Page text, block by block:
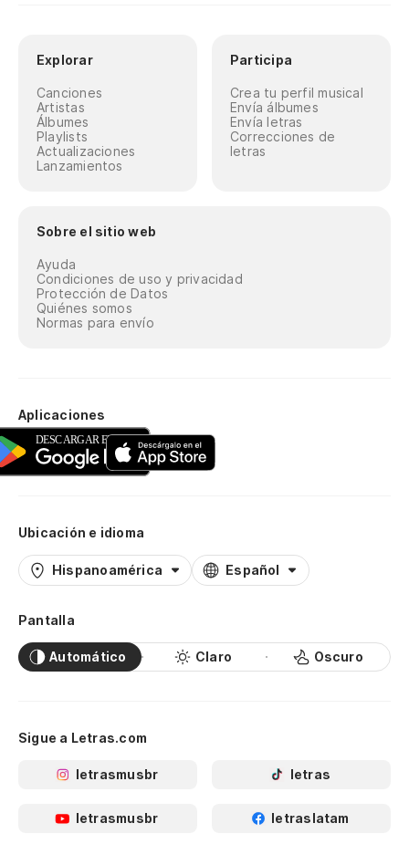
Explorar
Canciones
Artistas
Álbumes
Playlists
Actualizaciones
Lanzamientos
Participa
Crea tu perfil musical
Envía álbumes
Envía letras
Correcciones de
letras
Sobre el sitio web
Ayuda
Condiciones de uso y privacidad
Protección de Datos
Quiénes somos
Normas para envío
Aplicaciones
Ubicación e idioma
Hispanoamérica Español
Pantalla
Automático Claro Oscuro
Sigue a Letras.com
letrasmusbr letras
letrasmusbr letraslatam